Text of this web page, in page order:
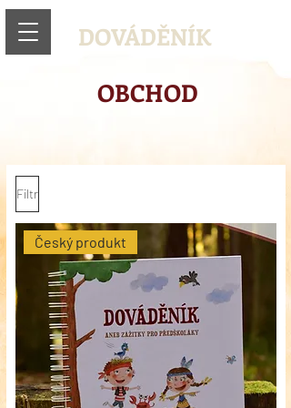
DOVÁDĚNÍK
OBCHOD
Filtr
Český produkt